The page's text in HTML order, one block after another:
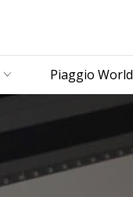
Piaggio World